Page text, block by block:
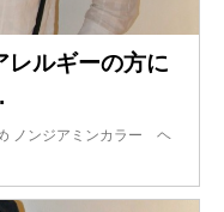
レルギーの方に
ノンジアミンカラー ヘ